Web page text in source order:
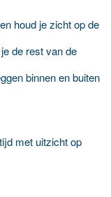
houd je zicht op de
de rest van de
binnen en buiten
met uitzicht op